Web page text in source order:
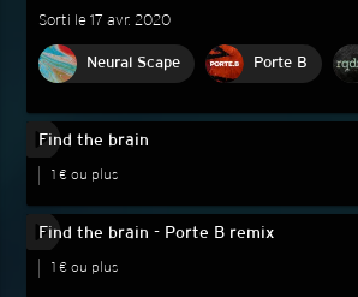
Sorti le 17 avr. 2020
Neural Scape Porte B
play_circle_filled
Find the brain
1 € ou plus
play_circle_filled
Find the brain - Porte B remix
1 € ou plus